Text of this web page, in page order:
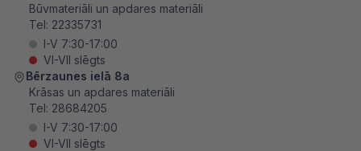
Būvmateriāli un apdares materiāli
Tel: 22335731
I-V 7:30-17:00
VI-VII slēgts
Bērzaunes ielā 8a
Krāsas un apdares materiāli
Tel: 28684205
I-V 7:30-17:00
VI-VII slēgts